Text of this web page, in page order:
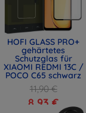
HOFI GLASS PRO+
gehärtetes
Schutzglas für
XIAOMI REDMI 13C /
POCO C65 schwarz
11,90 €
8,93 €